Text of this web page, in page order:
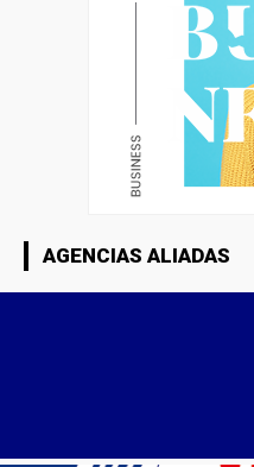
AGENCIAS ALIADAS